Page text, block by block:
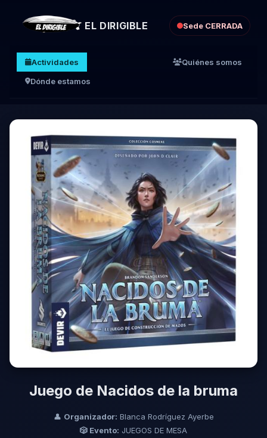
EL DIRIGIBLE Sede CERRADA
Actividades
Quiénes somos
Dónde estamos
Juego de Nacidos de la bruma
👤 Organizador: Blanca Rodríguez Ayerbe
🎲 Evento: JUEGOS DE MESA